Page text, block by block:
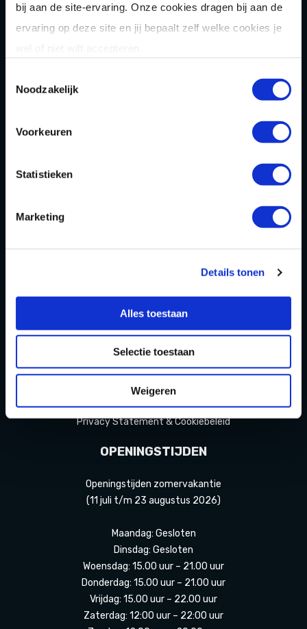
bij aan de site-ervaring. Onze cookies dragen bij aan de
ervaring op deze site en jij bepaalt zelf welke cookies je
Noodzakelijk
Voorkeuren
Statistieken
Marketing
Details tonen
Alles toestaan
Selectie toestaan
Weigeren
Pixel Play
FAQ
Partners Playdôme Roosendaal
Cadeaubon
Privacy Statement & Cookiebeleid
OPENINGSTIJDEN
Openingstijden zomervakantie
(11 juli t/m 23 augustus 2026)
Maandag: Gesloten
Dinsdag: Gesloten
Woensdag: 15.00 uur – 21.00 uur
Donderdag: 15.00 uur – 21.00 uur
Vrijdag: 15.00 uur – 22.00 uur
Zaterdag: 12:00 uur – 22:00 uur